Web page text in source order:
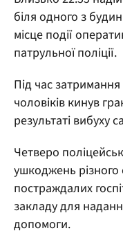
біля одного з
місце події
патрульної поліції.
Під час
чоловіків кинув
результаті вибуху
Четверо
ушкоджень різного
постраждалих
закладу для
допомоги.